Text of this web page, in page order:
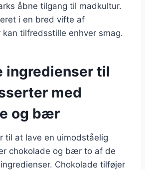
åbne tilgang til madkultur.
i en bred vifte af
kan tilfredsstille enhver smag.
ingredienser til
med
og bær
til at lave en uimodståelig
chokolade og bær to af de
Chokolade tilføjer